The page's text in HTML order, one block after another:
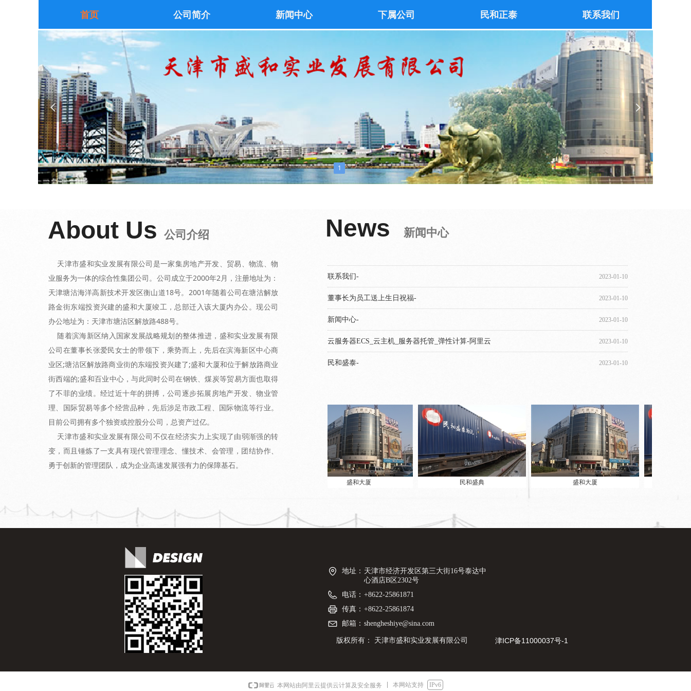
首页 公司简介 新闻中心 下属公司 民和正泰 联系我们
1
넳 넲
About Us 公司介绍
天津市盛和实业发展有限公司是一家集房地产开发、贸易、物流、物
业服务为一体的综合性集团公司。公司成立于2000年2月，注册地址为：
天津塘沽海洋高新技术开发区衡山道18号。2001年随着公司在塘沽解放
路金街东端投资兴建的盛和大厦竣工，总部迁入该大厦内办公。现公司
办公地址为：天津市塘沽区解放路488号。
随着滨海新区纳入国家发展战略规划的整体推进，盛和实业发展有限
公司在董事长张爱民女士的带领下，乘势而上，先后在滨海新区中心商
业区;塘沽区解放路商业街的东端投资兴建了;盛和大厦和位于解放路商业
街西端的;盛和百业中心，与此同时公司在钢铁、煤炭等贸易方面也取得
了不菲的业绩。经过近十年的拼搏，公司逐步拓展房地产开发、物业管
理、国际贸易等多个经营品种，先后涉足市政工程、国际物流等行业。
目前公司拥有多个独资或控股分公司，总资产过亿。
天津市盛和实业发展有限公司不仅在经济实力上实现了由弱渐强的转
变，而且锤炼了一支具有现代管理理念、懂技术、会管理，团结协作、
勇于创新的管理团队，成为企业高速发展强有力的保障基石。
News 新闻中心
2023-01-10
联系我们-
2023-01-10
董事长为员工送上生日祝福-
2023-01-10
新闻中心-
2023-01-10
云服务器ECS_云主机_服务器托管_弹性计算-阿里云
2023-01-10
民和盛泰-
盛和大厦 民和盛典 盛和大厦
地址： 天津市经济开发区第三大街16号泰达中
心酒店B区2302号
电话： +8622-25861871
传真： +8622-25861874
邮箱： shengheshiye@sina.com
版权所有： 天津市盛和实业发展有限公司 津ICP备11000037号-1
本网站由阿里云提供云计算及安全服务 本网站支持 IPv6